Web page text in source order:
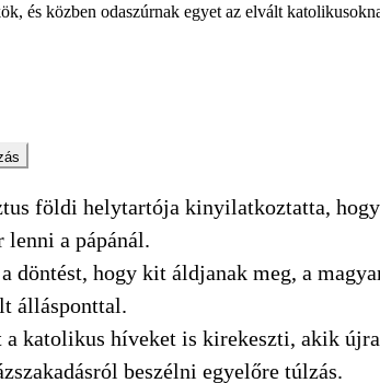
és közben odaszúrnak egyet az elvált
földi helytartója kinyilatkoztatta, hogy
lenni a pápánál.
döntést, hogy kit áldjanak meg, a
állásponttal.
katolikus híveket is kirekeszti, akik
beszélni egyelőre túlzás.